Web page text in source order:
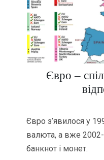
Євро –
Євро з’явилося у
валюта, а вже
банкнот і монет.